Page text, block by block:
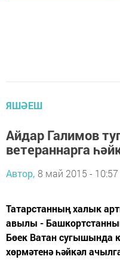
ЯШӘЕШ
Айдар Галимов
ветераннарга
Автор, 8 май 2015 - 10:57
Татарстанның халык
авылы -
Бөек Ватан сугышында
хөрмәтенә һәйкәл